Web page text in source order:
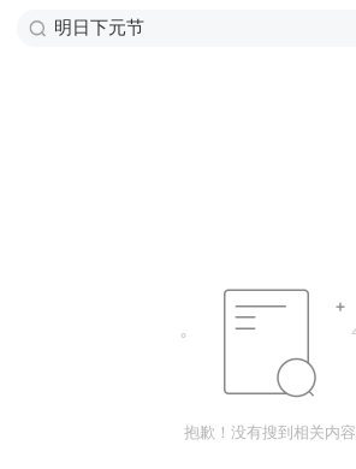
抱歉！没有搜到相关内容